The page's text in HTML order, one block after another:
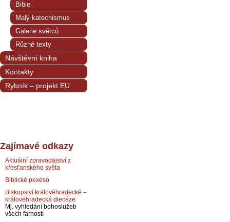
Bible
Malý katechismus
Galerie světců
Různé texty
Návštěvní kniha
Kontakty
Rybník – projekt EU
Zajímavé odkazy
Aktuální zpravodajství z
křesťanského světa
Biblické pexeso
Biskupství královéhradecké –
královéhradecká diecéze
Mj. vyhledání bohoslužeb
všech farností